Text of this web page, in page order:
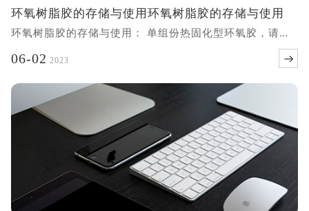
环氧树脂胶的存储与使用环氧树脂胶的存储与使用
环氧树脂胶的存储与使用： 单组份热固化型环氧胶，请密
封低温储存，建议0-5℃或者更低温储存。使用前先回温至
左右。待回温后再开盖，请勿先开盖再回温，避免水气进入
胶体。 双组份环氧胶，可常温，阴凉处储存。用于灌封的
胶水，一般A剂易发生沉淀，为正常现象，使用前搅拌均匀
即可，不影响胶水品质 。环氧树脂胶的存储与使用环氧树
脂胶的存储与使用： 单组份热固化型
06-02 2023